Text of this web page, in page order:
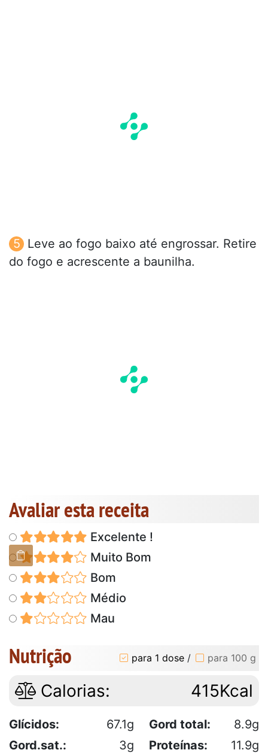
Leve ao fogo baixo até engrossar. Retire
do fogo e acrescente a baunilha.
Avaliar esta receita
Excelente !
Muito Bom
Bom
Médio
Mau
Nutrição para 1 dose / para 100 g
Calorias: 415Kcal
Glícidos: 67.1g Gord total:
8.9g
Gord.sat.:
3g Proteínas:
11.9g